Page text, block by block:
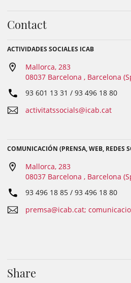
Contact
ACTIVIDADES SOCIALES ICAB
Mallorca, 283
08037 Barcelona , Barcelona
93 601 13 31 / 93 496 18 80
activitatssocials@icab.cat
COMUNICACIÓN (PRENSA, WEB, REDES
Mallorca, 283
08037 Barcelona , Barcelona
93 496 18 85 / 93 496 18 80
premsa@icab.cat;
Share